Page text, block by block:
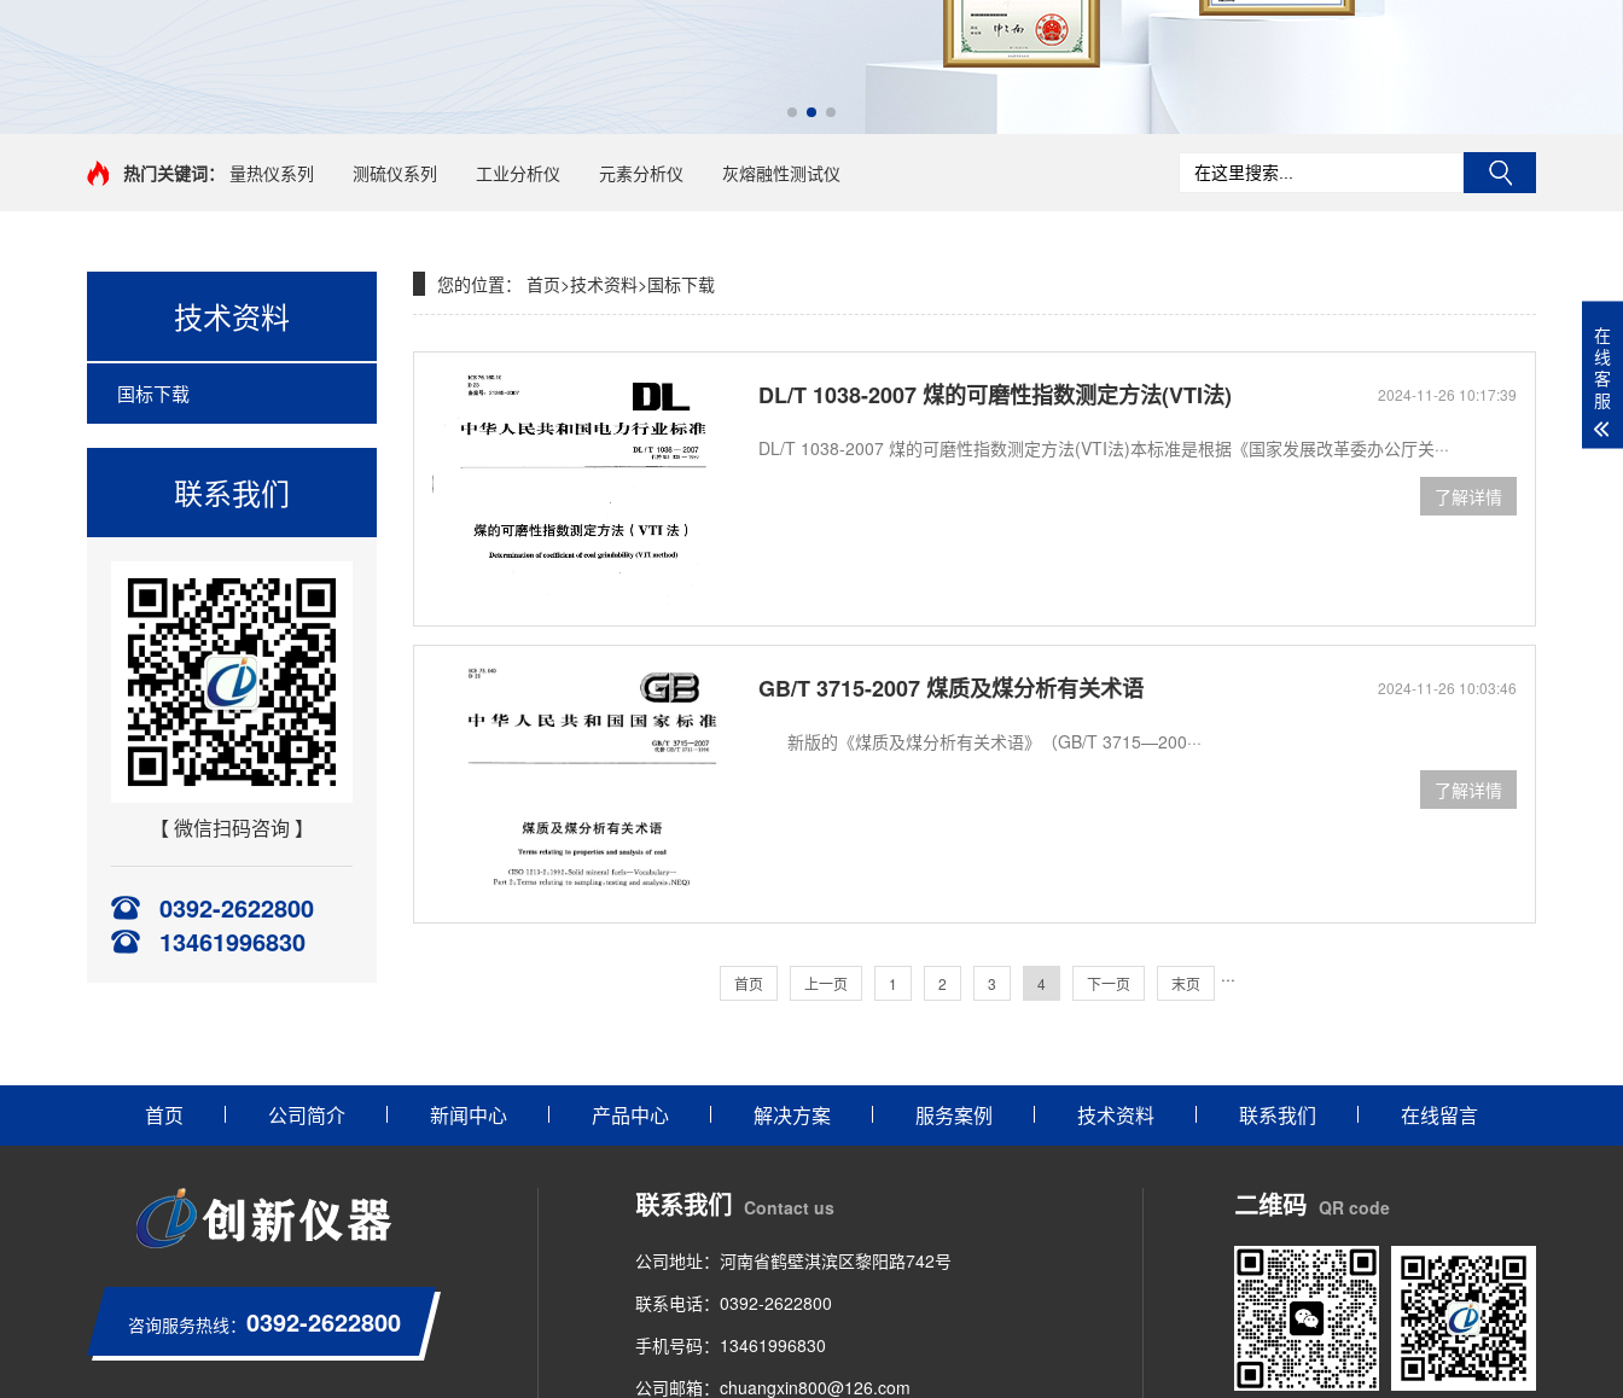
热门关键词： 量热仪系列 测硫仪系列 工业分析仪 元素分析仪 灰熔融性测试仪
技术资料
国标下载
联系我们
【 微信扫码咨询 】
0392-2622800
13461996830
您的位置： 首页>技术资料>国标下载
2024-11-26 10:17:39
DL/T 1038-2007 煤的可磨性指数测定方法(VTI法)
DL/T 1038-2007 煤的可磨性指数测定方法(VTI法)本标准是根据《国家发展改革委办公厅关···
了解详情
2024-11-26 10:03:46
GB/T 3715-2007 煤质及煤分析有关术语
新版的《煤质及煤分析有关术语》（GB/T 3715—200···
了解详情
首页 上一页 ···
1 2 3 4 下一页 末页
首页 公司简介 新闻中心 产品中心 解决方案 服务案例 技术资料 联系我们 在线留言
咨询服务热线： 0392-2622800
联系我们 Contact us
公司地址：河南省鹤壁淇滨区黎阳路742号
联系电话：0392-2622800
手机号码：13461996830
公司邮箱：chuangxin800@126.com
二维码 QR code
在
线
客
服